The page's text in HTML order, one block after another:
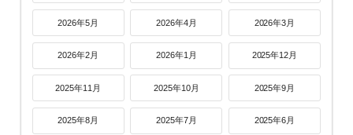
2026年5月 2026年4月 2026年3月
2026年2月 2026年1月 2025年12月
2025年11月 2025年10月 2025年9月
2025年8月 2025年7月 2025年6月